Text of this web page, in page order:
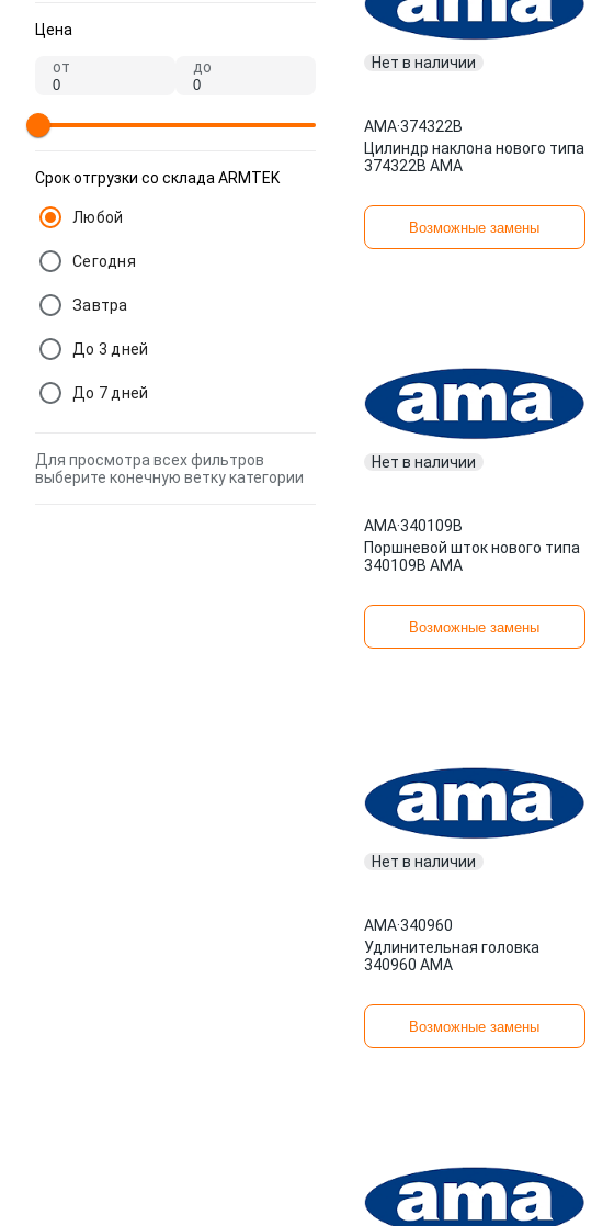
Цена
от до
Срок отгрузки со склада ARMTEK
Любой
Сегодня
Завтра
До 3 дней
До 7 дней
Для просмотра всех фильтров
выберите конечную ветку категории
Нет в наличии
AMA·374322B
Цилиндр наклона нового типа
374322B AMA
Возможные замены
Нет в наличии
AMA·340109B
Поршневой шток нового типа
340109B AMA
Возможные замены
Нет в наличии
AMA·340960
Удлинительная головка
340960 AMA
Возможные замены